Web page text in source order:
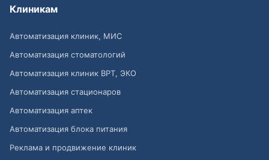
Клиникам
Автоматизация клиник, МИС
Автоматизация стоматологий
Автоматизация клиник ВРТ, ЭКО
Автоматизация стационаров
Автоматизация аптек
Автоматизация блока питания
Реклама и продвижение клиник